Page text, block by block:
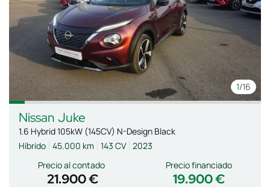
1/16
Nissan Juke
1.6 Hybrid 105kW (145CV) N-Design Black
Híbrido 45.000 km 143 CV 2023
Precio al contado
21.900 € 19.900 €
Precio financiado